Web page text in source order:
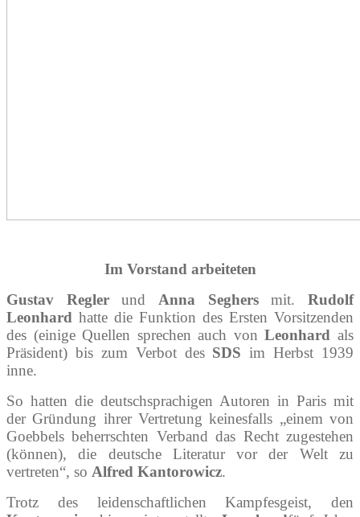
Im Vorstand arbeiteten
Gustav Reglerund Anna Seghersmit.Rudolf
Leonhard hatte die Funktion des Ersten Vorsitzenden
des (einige Quellen sprechen auch vonLeonhardals
Präsident) bis zum Verbot des SDS im Herbst 1939
inne.
So hatten die deutschsprachigen Autoren in Paris mit
der Gründung ihrer Vertretung keinesfalls „einem von
Goebbels beherrschten Verband das Recht zugestehen
(können), die deutsche Literatur vor der Welt zu
vertreten“, so Alfred Kantorowicz.
Trotz des leidenschaftlichen Kampfesgeist, den